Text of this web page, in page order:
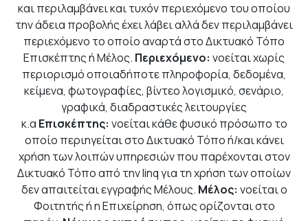
και περιλαμβάνει και τυχόν περιεχόμενο του οποίου
την άδεια προβολής έχει λάβει αλλά δεν περιλαμβάνει
περιεχόμενο το οποίο αναρτά στο Δικτυακό Τόπο
Επισκέπτης ή Μέλος. Περιεχόμενο: νοείται χωρίς
περιορισμό οποιαδήποτε πληροφορία, δεδομένα,
κείμενα, φωτογραφίες, βίντεο λογισμικό, σενάριο,
γραφικά, διαδραστικές λειτουργίες
κ.α Επισκέπτης: νοείται κάθε φυσικό πρόσωπο το
οποίο περιηγείται στο Δικτυακό Τόπο ή/και κάνει
χρήση των λοιπών υπηρεσιών που παρέχονται στον
Δικτυακό Τόπο από την linq για τη χρήση των οποίων
δεν απαιτείται εγγραφής Μέλους. Μέλος: νοείται o
Φοιτητής ή η Επιχείρηση, όπως ορίζονται στο